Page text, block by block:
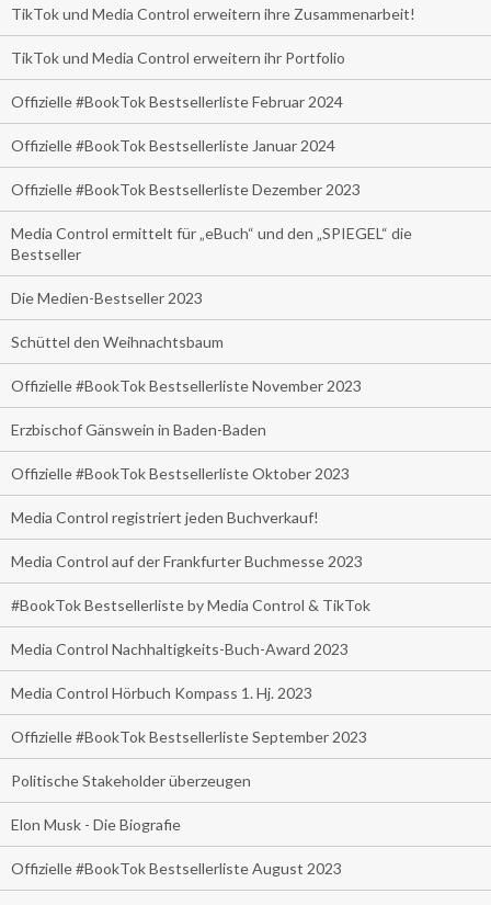
TikTok und Media Control erweitern ihre Zusammenarbeit!
TikTok und Media Control erweitern ihr Portfolio
Offizielle #BookTok Bestsellerliste Februar 2024
Offizielle #BookTok Bestsellerliste Januar 2024
Offizielle #BookTok Bestsellerliste Dezember 2023
Media Control ermittelt für „eBuch“ und den „SPIEGEL“ die
Bestseller
Die Medien-Bestseller 2023
Schüttel den Weihnachtsbaum
Offizielle #BookTok Bestsellerliste November 2023
Erzbischof Gänswein in Baden-Baden
Offizielle #BookTok Bestsellerliste Oktober 2023
Media Control registriert jeden Buchverkauf!
Media Control auf der Frankfurter Buchmesse 2023
#BookTok Bestsellerliste by Media Control & TikTok
Media Control Nachhaltigkeits-Buch-Award 2023
Media Control Hörbuch Kompass 1. Hj. 2023
Offizielle #BookTok Bestsellerliste September 2023
Politische Stakeholder überzeugen
Elon Musk - Die Biografie
Offizielle #BookTok Bestsellerliste August 2023